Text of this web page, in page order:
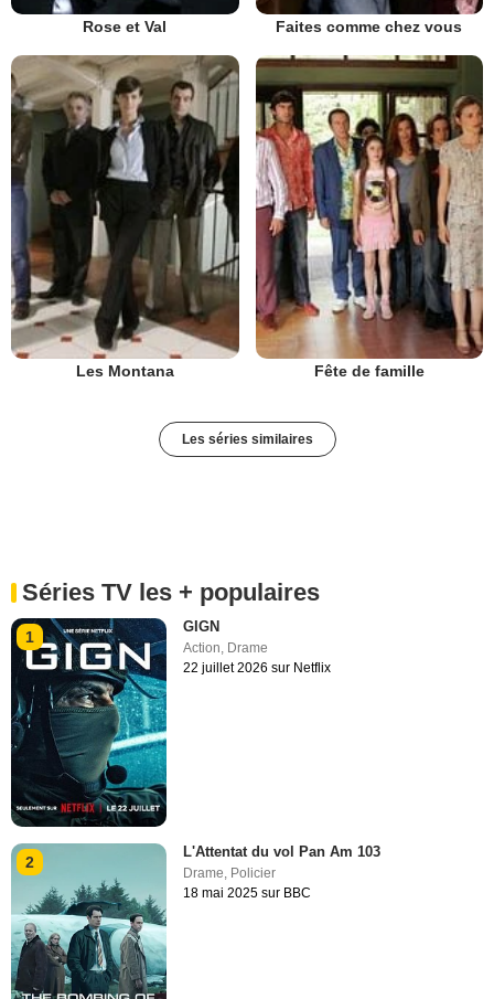
Rose et Val Faites comme chez vous
Les Montana Fête de famille
Les séries similaires
Séries TV les + populaires
1
GIGN
Action, Drame
22 juillet 2026 sur Netflix
2
L'Attentat du vol Pan Am 103
Drame Policier
18 mai 2025 sur BBC